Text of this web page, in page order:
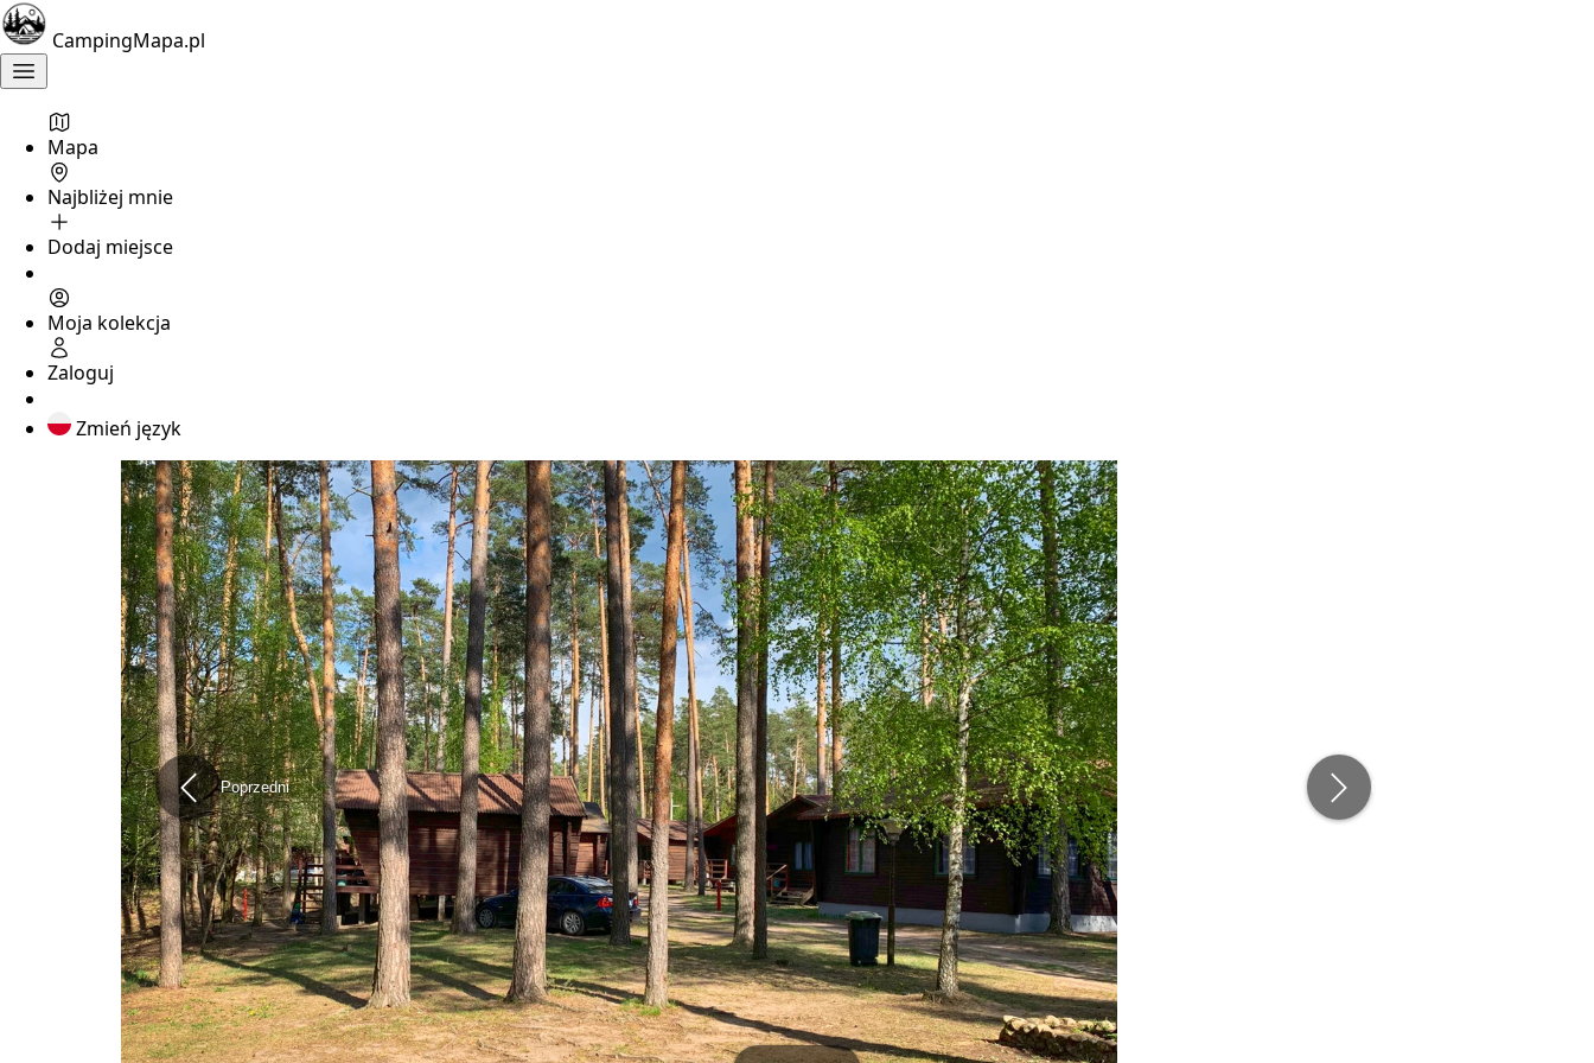
CampingMapa.pl
Mapa
Najbliżej mnie
Dodaj miejsce
Moja kolekcja
Zaloguj
Zmień język
Poprzedni